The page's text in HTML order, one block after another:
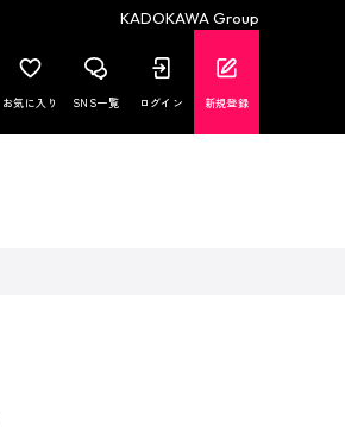
KADOKAWA Group
お気に入り SNS一覧 ログイン 新規登録